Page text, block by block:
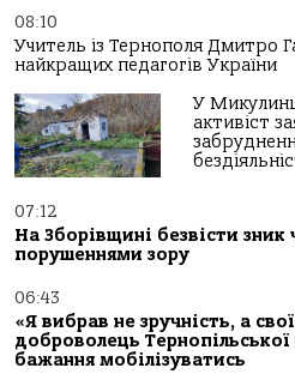
08:10
Учитель із Тернополя Дмитро
найкращих педагогів України
У
активіст
07:12
На Зборівщині безвісти зник
порушеннями зору
06:43
«Я вибрав не зручність, а
доброволець
бажання мобілізуватись